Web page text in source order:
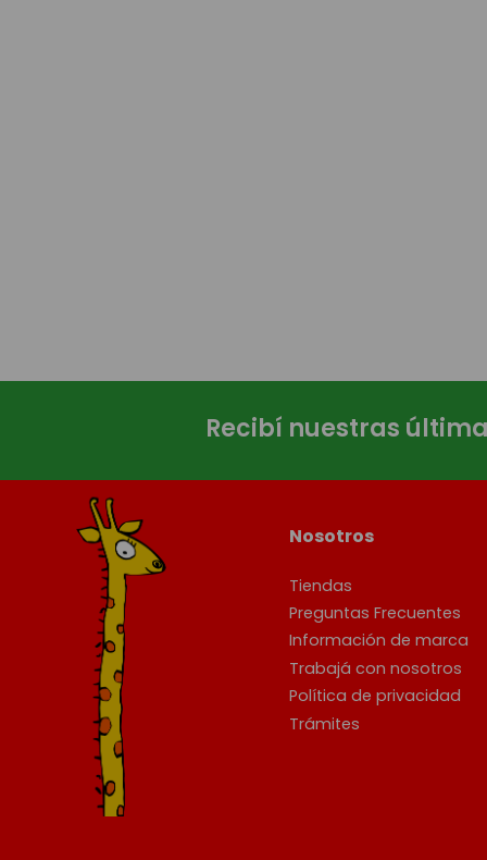
Recibí nuestras
Nosotros
Tiendas
Preguntas Frecuentes
Información de marca
Trabajá con nosotros
Política de privacidad
Trámites